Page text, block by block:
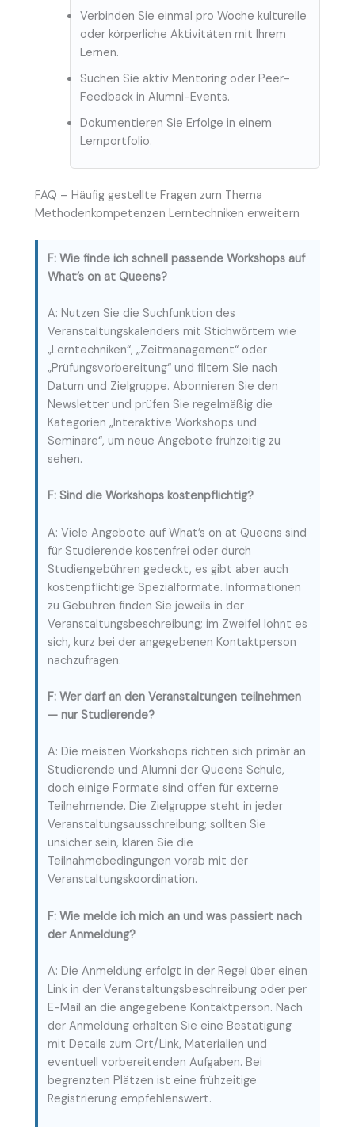
Verbinden Sie einmal pro Woche kulturelle
oder körperliche Aktivitäten mit Ihrem
Lernen.
Suchen Sie aktiv Mentoring oder Peer-
Feedback in Alumni-Events.
Dokumentieren Sie Erfolge in einem
Lernportfolio.
FAQ – Häufig gestellte Fragen zum Thema
Methodenkompetenzen Lerntechniken erweitern
F: Wie finde ich schnell passende Workshops auf
What’s on at Queens?
A: Nutzen Sie die Suchfunktion des
Veranstaltungskalenders mit Stichwörtern wie
„Lerntechniken“, „Zeitmanagement“ oder
„Prüfungsvorbereitung“ und filtern Sie nach
Datum und Zielgruppe. Abonnieren Sie den
Newsletter und prüfen Sie regelmäßig die
Kategorien „Interaktive Workshops und
Seminare“, um neue Angebote frühzeitig zu
sehen.
F: Sind die Workshops kostenpflichtig?
A: Viele Angebote auf What’s on at Queens sind
für Studierende kostenfrei oder durch
Studiengebühren gedeckt, es gibt aber auch
kostenpflichtige Spezialformate. Informationen
zu Gebühren finden Sie jeweils in der
Veranstaltungsbeschreibung; im Zweifel lohnt es
sich, kurz bei der angegebenen Kontaktperson
nachzufragen.
F: Wer darf an den Veranstaltungen teilnehmen
— nur Studierende?
A: Die meisten Workshops richten sich primär an
Studierende und Alumni der Queens Schule,
doch einige Formate sind offen für externe
Teilnehmende. Die Zielgruppe steht in jeder
Veranstaltungsausschreibung; sollten Sie
unsicher sein, klären Sie die
Teilnahmebedingungen vorab mit der
Veranstaltungskoordination.
F: Wie melde ich mich an und was passiert nach
der Anmeldung?
A: Die Anmeldung erfolgt in der Regel über einen
Link in der Veranstaltungsbeschreibung oder per
E-Mail an die angegebene Kontaktperson. Nach
der Anmeldung erhalten Sie eine Bestätigung
mit Details zum Ort/Link, Materialien und
eventuell vorbereitenden Aufgaben. Bei
begrenzten Plätzen ist eine frühzeitige
Registrierung empfehlenswert.